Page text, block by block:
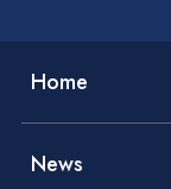
Home
News